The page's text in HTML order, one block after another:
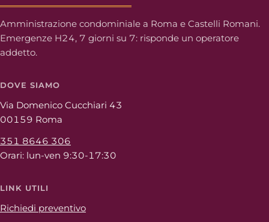
Amministrazione condominiale a Roma e Castelli Romani.
Emergenze H24, 7 giorni su 7: risponde un operatore
addetto.
DOVE SIAMO
Via Domenico Cucchiari 43
00159 Roma
351 8646 306
Orari: lun-ven 9:30-17:30
LINK UTILI
Richiedi preventivo